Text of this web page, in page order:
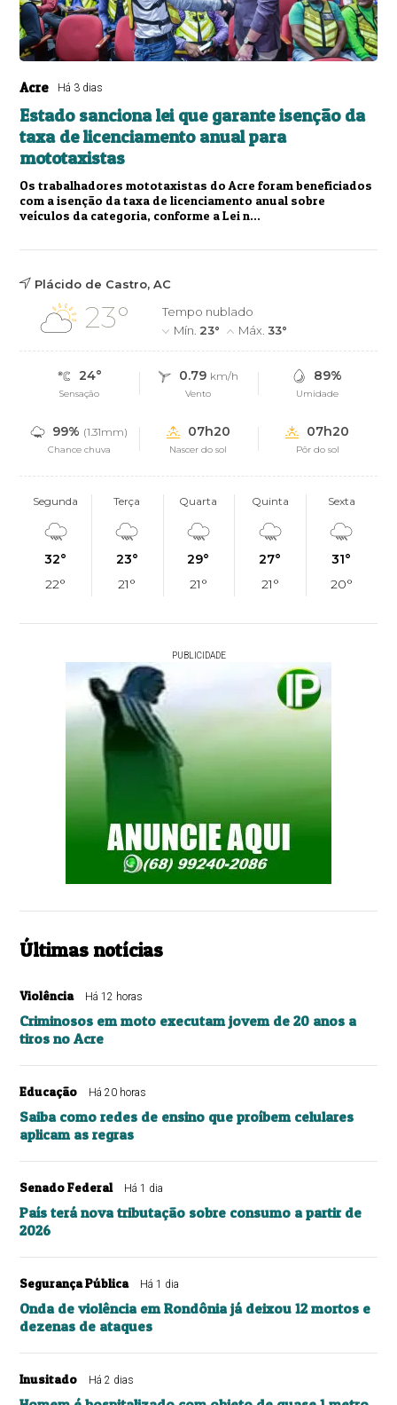
Acre Há 3 dias
Estado sanciona lei que garante isenção da
taxa de licenciamento anual para
mototaxistas
Os trabalhadores mototaxistas do Acre foram beneficiados
com a isenção da taxa de licenciamento anual sobre
veículos da categoria, conforme a Lei n...
Plácido de Castro, AC
23°
Tempo nublado
Mín. 23° Máx.33°
24°
Sensação
0.79 km/h
Vento
89%
Umidade
99% (1.31mm)
Chance chuva
07h20
Nascer do sol
07h20
Pôr do sol
Segunda
32°
22°
Terça
23°
21°
Quarta
29°
21°
Quinta
27°
21°
Sexta
31°
20°
PUBLICIDADE
Últimas notícias
Violência Há 12 horas
Criminosos em moto executam jovem de 20 anos a
tiros no Acre
Educação Há 20 horas
Saiba como redes de ensino que proíbem celulares
aplicam as regras
Senado Federal Há 1 dia
País terá nova tributação sobre consumo a partir de
2026
Segurança Pública Há 1 dia
Onda de violência em Rondônia já deixou 12 mortos e
dezenas de ataques
Inusitado Há 2 dias